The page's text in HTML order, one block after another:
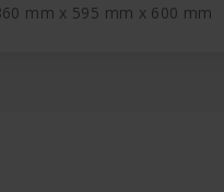
mm x 595 mm x 600 mm